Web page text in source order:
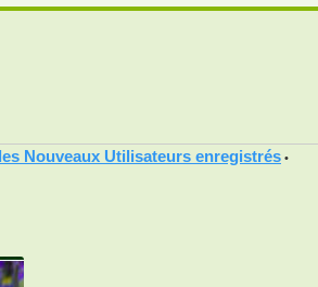
Nouveaux Utilisateurs enregistrés •